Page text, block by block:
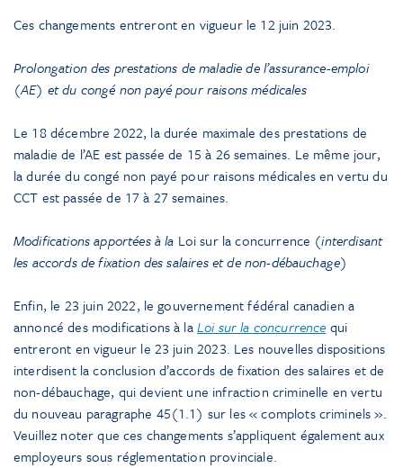
Ces changements entreront en vigueur le 12 juin 2023.
Prolongation des prestations de maladie de l’assurance-emploi
(AE) et du congé non payé pour raisons médicales
Le 18 décembre 2022, la durée maximale des prestations de
maladie de l’AE est passée de 15 à 26 semaines. Le même jour,
la durée du congé non payé pour raisons médicales en vertu du
CCT est passée de 17 à 27 semaines.
Modifications apportées à la Loi sur la concurrence (interdisant
les accords de fixation des salaires et de non-débauchage)
Enfin, le 23 juin 2022, le gouvernement fédéral canadien a
annoncé des modifications à laLoi sur la concurrence qui
entreront en vigueur le 23 juin 2023. Les nouvelles dispositions
interdisent la conclusion d’accords de fixation des salaires et de
non-débauchage, qui devient une infraction criminelle en vertu
du nouveau paragraphe 45(1.1) sur les « complots criminels ».
Veuillez noter que ces changements s’appliquent également aux
employeurs sous réglementation provinciale.